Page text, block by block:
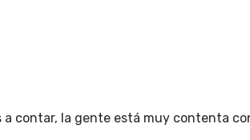
a contar, la gente está muy contenta